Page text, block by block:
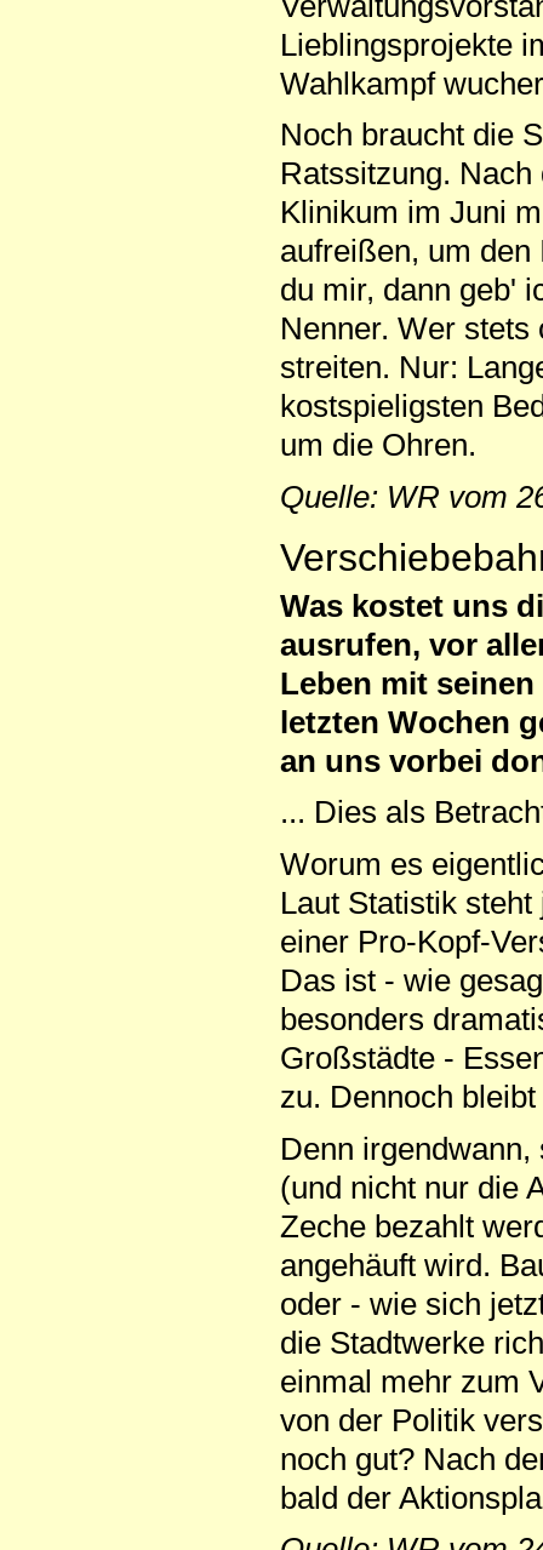
Lieblingsprojekte
Wahlkampf
Noch braucht die
Ratssitzung.
Klinikum im Juni
aufreißen, um den
du mir, dann geb'
Nenner. Wer
streiten. Nur:
kostspieligsten
um die Ohren.
Quelle: WR vom
Was kostet uns
ausrufen, vor
Leben mit
letzten Wochen
an uns vorbei
... Dies als
Worum es
Laut Statistik
einer Pro-Kopf-
Das ist - wie
besonders
Großstädte -
zu. Dennoch
Denn
(und nicht nur die
Zeche bezahlt
angehäuft wird.
oder - wie sich
die Stadtwerke
einmal mehr zum
von der Politik
noch gut? Nach
bald der